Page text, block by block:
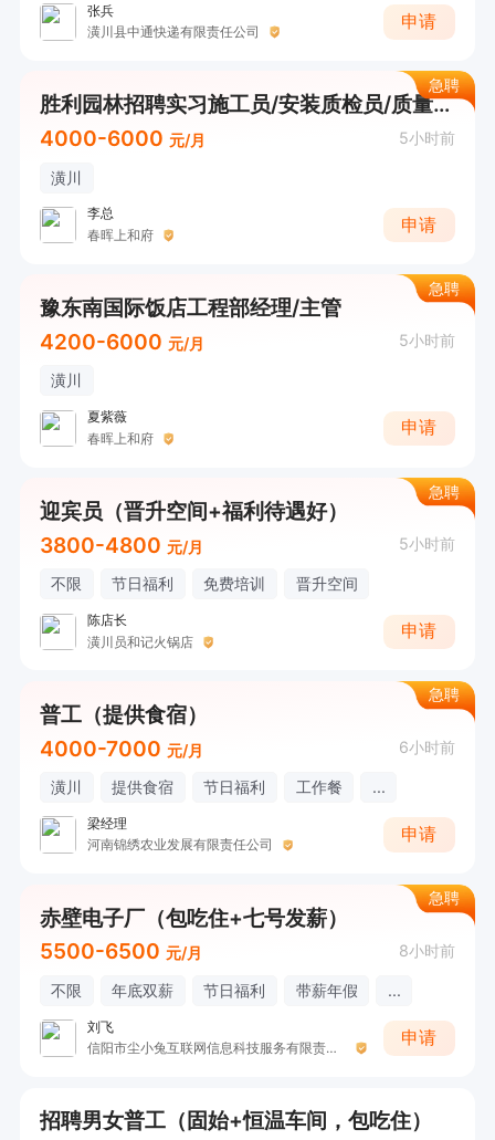
张兵
潢川县中通快递有限责任公司
申请
急聘
胜利园林招聘实习施工员/安装质检员/质量质检员/塔吊工6名/会计2名、出纳2名
4000-6000 元/月 5小时前
潢川
李总
春晖上和府
申请
急聘
豫东南国际饭店工程部经理/主管
4200-6000 元/月 5小时前
潢川
夏紫薇
春晖上和府
申请
急聘
迎宾员（晋升空间+福利待遇好）
3800-4800 元/月 5小时前
不限 节日福利 免费培训 晋升空间
陈店长
潢川员和记火锅店
申请
急聘
普工（提供食宿）
4000-7000 元/月 6小时前
潢川 提供食宿 节日福利 工作餐 ...
梁经理
河南锦绣农业发展有限责任公司
申请
急聘
赤壁电子厂（包吃住+七号发薪）
5500-6500 元/月 8小时前
不限 年底双薪 节日福利 带薪年假 ...
刘飞
信阳市尘小兔互联网信息科技服务有限责任公司
申请
招聘男女普工（固始+恒温车间，包吃住）